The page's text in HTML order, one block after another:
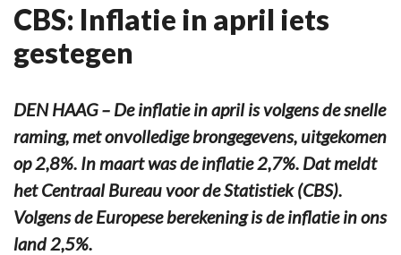
CBS: Inflatie in april iets
gestegen
DEN HAAG – De inflatie in april is volgens de snelle
raming, met onvolledige brongegevens, uitgekomen
op 2,8%. In maart was de inflatie 2,7%. Dat meldt
het Centraal Bureau voor de Statistiek (CBS).
Volgens de Europese berekening is de inflatie in ons
land 2,5%.